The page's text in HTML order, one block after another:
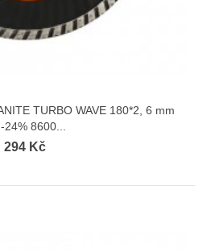
TURBO WAVE 180*2, 6 mm
24% 8600...
294 Kč